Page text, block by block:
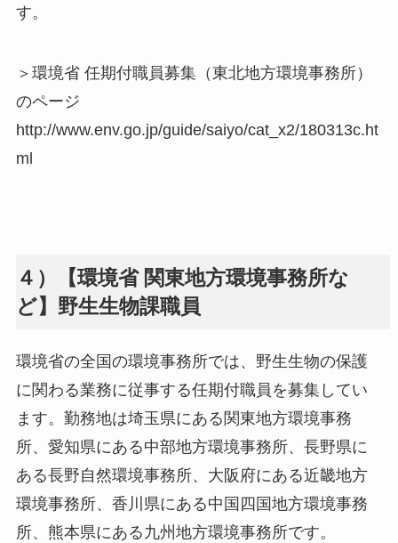
す。
＞環境省 任期付職員募集（東北地方環境事務所）
のページ
http://www.env.go.jp/guide/saiyo/cat_x2/180313c.ht
ml
４）【環境省 関東地方環境事務所な
ど】野生生物課職員
環境省の全国の環境事務所では、野生生物の保護
に関わる業務に従事する任期付職員を募集してい
ます。勤務地は埼玉県にある関東地方環境事務
所、愛知県にある中部地方環境事務所、長野県に
ある長野自然環境事務所、大阪府にある近畿地方
環境事務所、香川県にある中国四国地方環境事務
所、熊本県にある九州地方環境事務所です。